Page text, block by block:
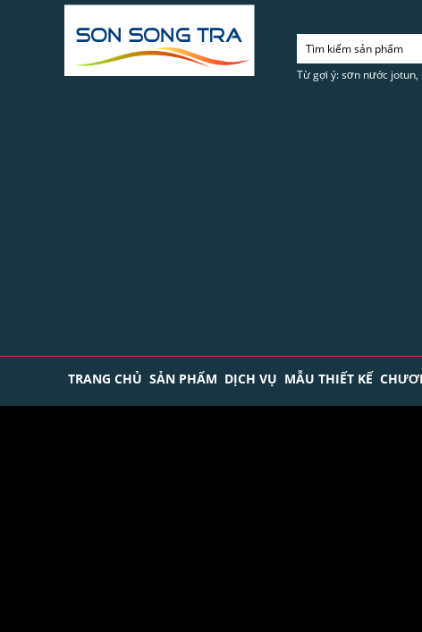
Từ gợi ý: sơn nước jotun,
TRANG CHỦ SẢN PHẨM DỊCH VỤ MẪU THIẾT KẾ